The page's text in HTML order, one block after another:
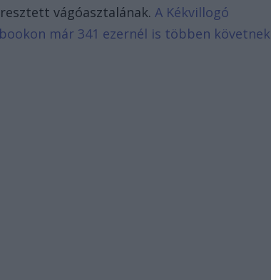
vágóasztalának.A Kékvillogó
már 341 ezernél is többen követnek